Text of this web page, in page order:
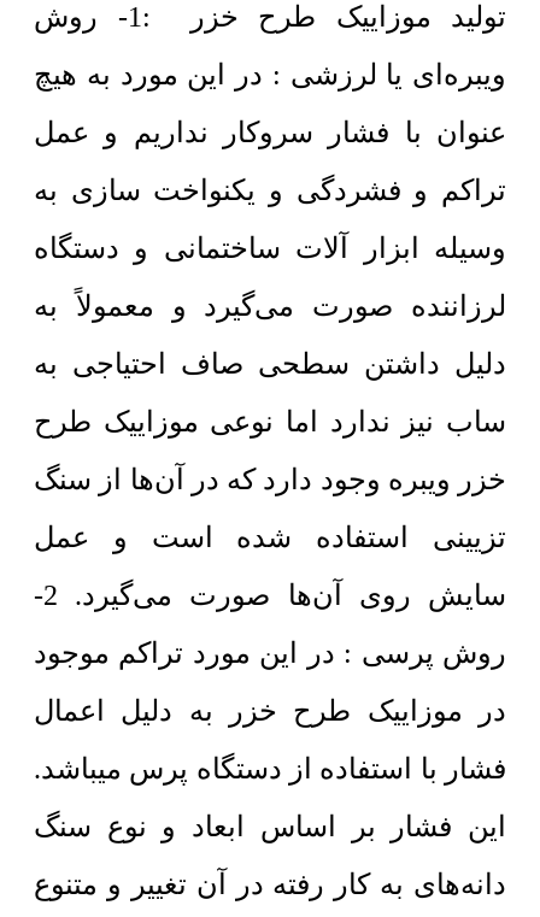
توليد موزاییک طرح خزر :1- روش
ویبره‌ای یا لرزشی : در اين مورد به هیچ
عنوان با فشار سروکار نداریم و عمل
تراکم و فشردگی و يکنواخت سازی به
وسیله ابزار آلات ساختمانی و دستگاه
لرزاننده صورت می‌گیرد و معمولاً به
دلیل داشتن سطحی صاف احتیاجی به
ساب نیز ندارد اما نوعی موزاییک طرح
خزر ويبره وجود دارد که در آن‌ها از سنگ
تزيينی استفاده شده است و عمل
سايش روی آن‌ها صورت می‌گیرد. 2-
روش پرسی : در اين مورد تراکم موجود
در موزاییک طرح خزر به دلیل اعمال
فشار با استفاده از دستگاه پرس میباشد.
اين فشار بر اساس ابعاد و نوع سنگ
دانه‌های به کار رفته در آن تغییر و متنوع